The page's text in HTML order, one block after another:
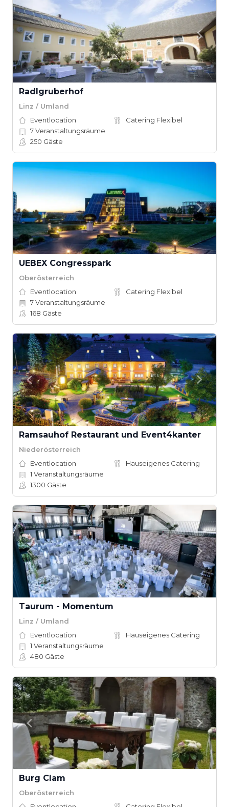
Radlgruberhof
Linz / Umland
Eventlocation
Catering Flexibel
7Veranstaltungsräume
250 Gäste
UEBEX Congresspark
Oberösterreich
Eventlocation
Catering Flexibel
7Veranstaltungsräume
168 Gäste
Ramsauhof Restaurant und Event4kanter
Niederösterreich
Eventlocation
Hauseigenes Catering
1 Veranstaltungsräume
1300 Gäste
Taurum - Momentum
Linz / Umland
Eventlocation
Hauseigenes Catering
1 Veranstaltungsräume
480 Gäste
Burg Clam
Oberösterreich